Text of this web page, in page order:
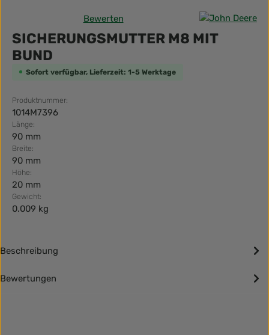
Durchschnittliche Bewertung von 0 von 5 Sternen
Bewerten
SICHERUNGSMUTTER M8 MIT
BUND
Sofort verfügbar, Lieferzeit: 1-5 Werktage
Produktnummer:
1014M7396
Länge:
90 mm
Breite:
90 mm
Höhe:
20 mm
Gewicht:
0.009 kg
Beschreibung
Bewertungen